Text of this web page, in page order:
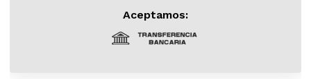
Aceptamos: